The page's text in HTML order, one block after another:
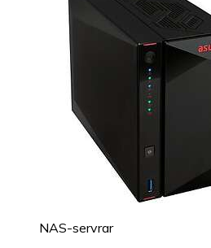
NAS-servrar